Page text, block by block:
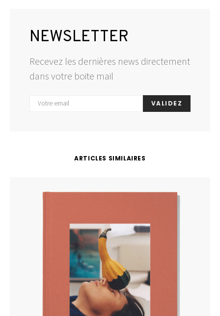
NEWSLETTER
Recevez les dernières news directement
dans votre boite mail
VALIDEZ
ARTICLES SIMILAIRES